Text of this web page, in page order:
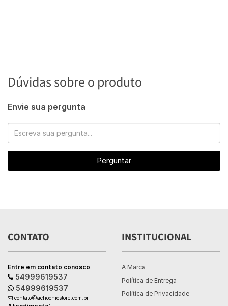
Dúvidas sobre o produto
Envie sua pergunta
Perguntar
CONTATO
Entre em contato conosco
54999619537
54999619537
contato@achochicstore.com.br
INSTITUCIONAL
A Marca
Política de Entrega
Política de Privacidade